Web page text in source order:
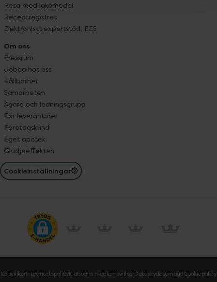
Resa med läkemedel
Receptregistret
Elektroniskt expertstöd, EES
Om oss
Pressrum
Jobba hos oss
Hållbarhet
Samarbeten
Ägare och ledningsgrupp
För leverantörer
Företagskund
Eget apotek
Glädjeeffekten
Cookieinställningar
KöpvillkorIntegritetspolicyKlubbens medlemsvillkorDataskyddsombudCookiepolicy